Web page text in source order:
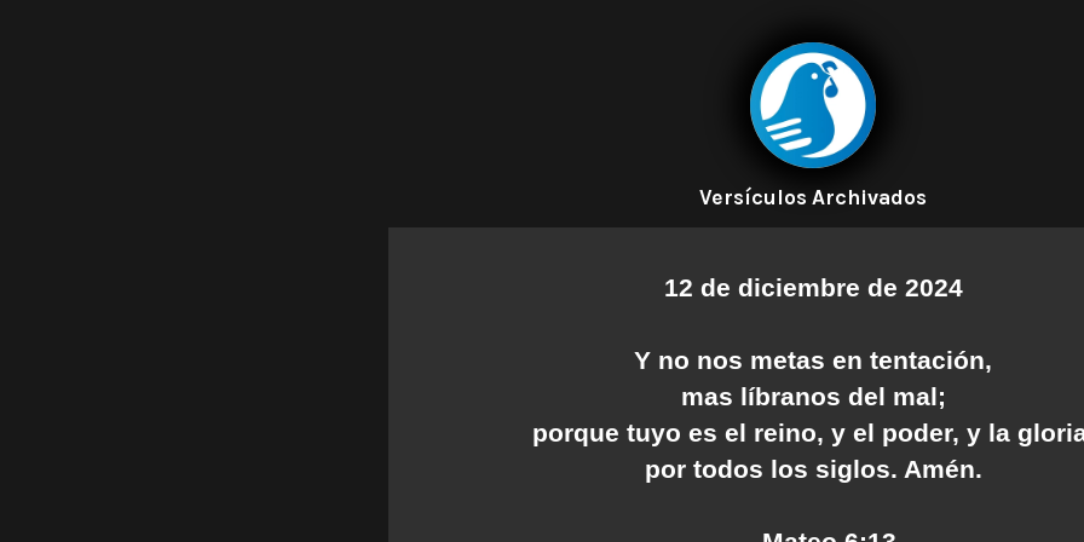
Versículos Archivados
12 de diciembre de 2024
Y no nos metas en tentación,
mas líbranos del mal;
porque tuyo es el reino, y el poder, y la
por todos los siglos. Amén.